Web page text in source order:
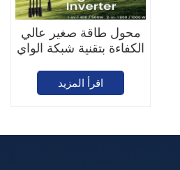
محول طاقة صغير عالي
الكفاءة بتقنية شبكة الواي
اقرأ المزيد